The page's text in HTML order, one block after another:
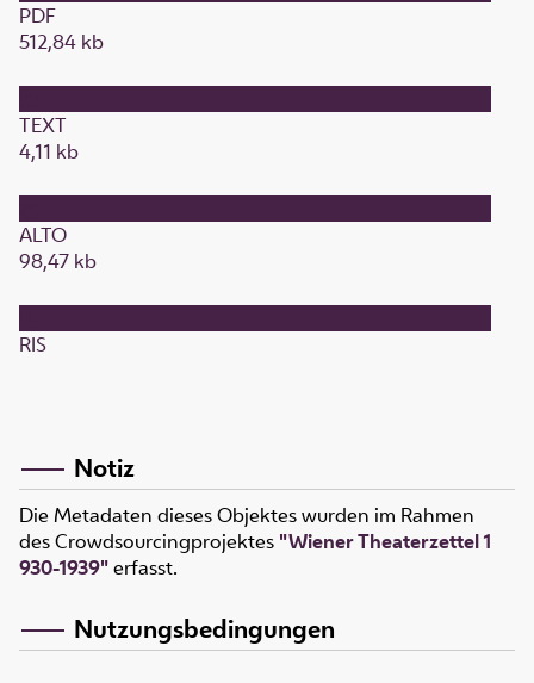
PDF
512,84 kb
TEXT
4,11 kb
ALTO
98,47 kb
RIS
Notiz
Die Metadaten dieses Objektes wurden im Rahmen
des Crowdsourcingprojektes "Wiener Theaterzettel 1
930-1939"erfasst.
Nutzungsbedingungen